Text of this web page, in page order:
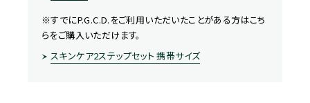
※すでにP.G.C.D.をご利用いただいたことがある方はこち
らをご購入いただけます。
スキンケア2ステップセット 携帯サイズ